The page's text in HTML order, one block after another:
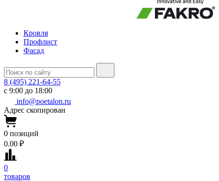
Кровля
Профлист
Фасад
8 (495) 221-64-55
с 9:00 до 18:00
info@poetalon.ru
Адрес скопирован
0 позиций
0.00 ₽
0
товаров